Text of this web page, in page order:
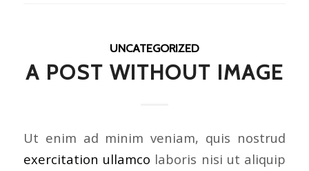
UNCATEGORIZED
A POST WITHOUT IMAGE
Ut enim ad minim veniam, quis nostrud
exercitation ullamco laboris nisi ut aliquip